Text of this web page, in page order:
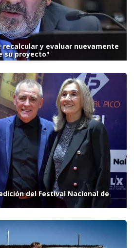
y evaluar nuevamente
su proyecto"
del Festival Nacional de